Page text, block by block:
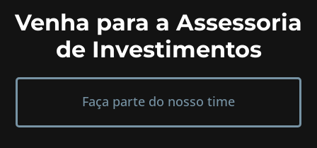
Venha para a Assessoria
de Investimentos
Faça parte do nosso time